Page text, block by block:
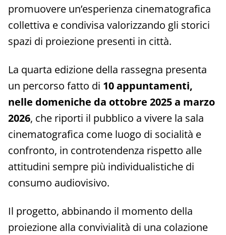
promuovere un’esperienza cinematografica
collettiva e condivisa valorizzando gli storici
spazi di proiezione presenti in città.
La quarta edizione della rassegna presenta
un percorso fatto di 10 appuntamenti,
nelle domeniche da ottobre 2025 a marzo
2026, che riporti il pubblico a vivere la sala
cinematografica come luogo di socialità e
confronto, in controtendenza rispetto alle
attitudini sempre più individualistiche di
consumo audiovisivo.
Il progetto, abbinando il momento della
proiezione alla convivialità di una colazione